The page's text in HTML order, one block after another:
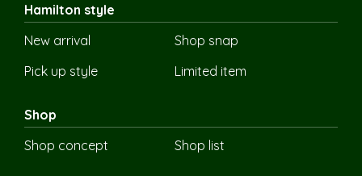
Hamilton style
New arrival
Shop snap
Pick up style
Limited item
Shop
Shop concept
Shop list